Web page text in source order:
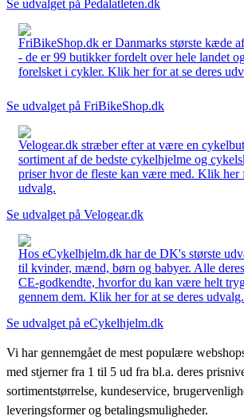
Se udvalget på Pedalatleten.dk
FriBikeShop.dk er Danmarks største kæde
- de er 99 butikker fordelt over hele landet
forelsket i cykler. Klik her for at se deres
Se udvalget på FriBikeShop.dk
Velogear.dk stræber efter at være en
sortiment af de bedste cykelhjelme og
priser hvor de fleste kan være med. Klik her
udvalg.
Se udvalget på Velogear.dk
Hos eCykelhjelm.dk har de DK's største
til kvinder, mænd, børn og babyer. Alle
CE-godkendte, hvorfor du kan være helt
gennem dem. Klik her for at se deres udvalg.
Se udvalget på eCykelhjelm.dk
Vi har gennemgået de mest populære
med stjerner fra 1 til 5 ud fra bl.a. deres
sortimentstørrelse, kundeservice,
leveringsformer og betalingsmuligheder.